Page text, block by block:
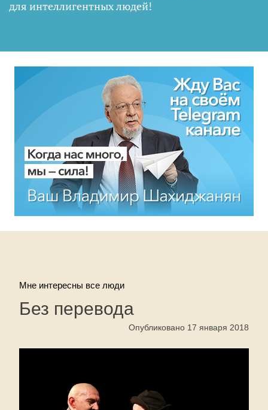
для интеллигентных людей!
Мне интересны все люди
Без перевода
Опубликовано 17 января 2018